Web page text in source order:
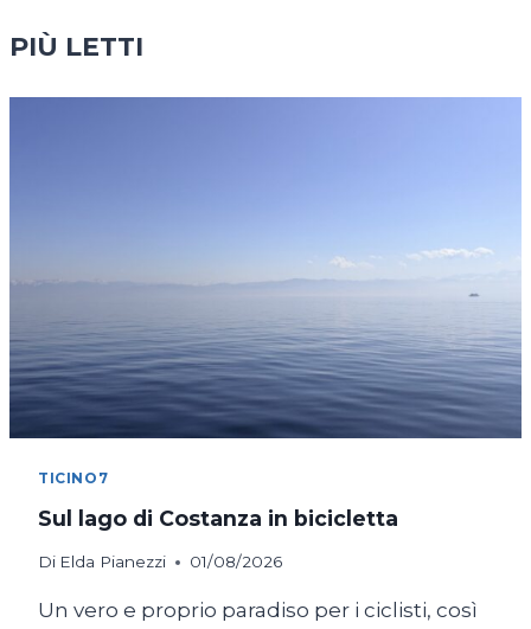
PIÙ LETTI
TICINO7
Sul lago di Costanza in bicicletta
Di Elda Pianezzi 01/08/2026
Un vero e proprio paradiso per i ciclisti, così